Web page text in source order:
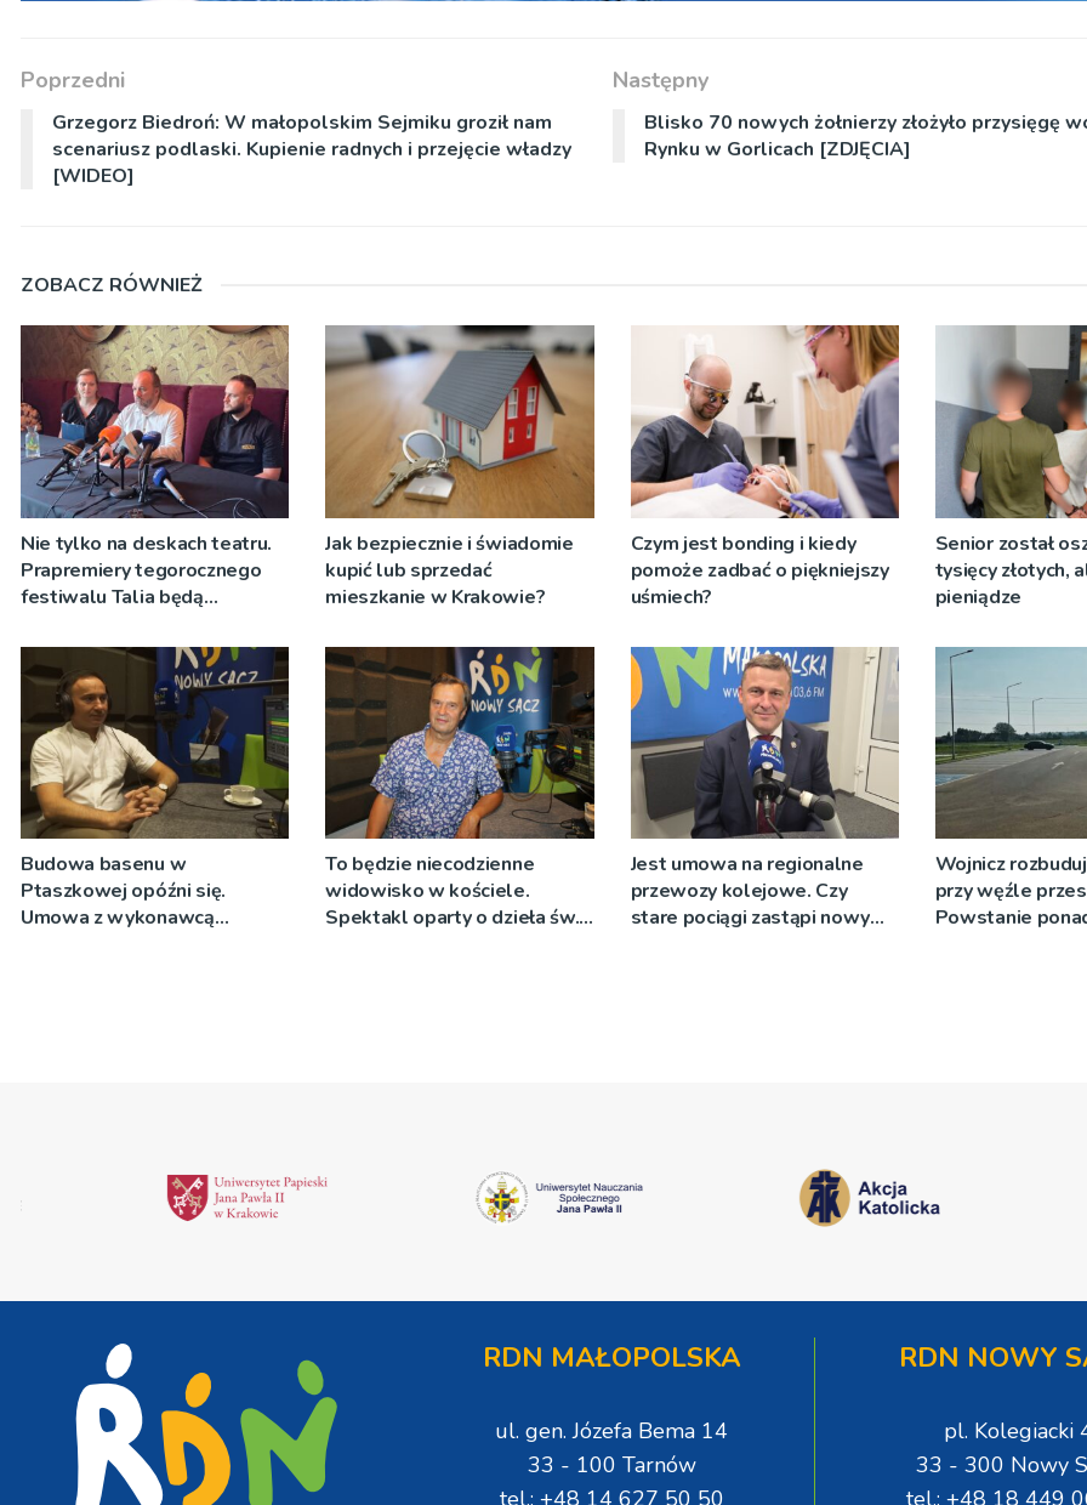
Poprzedni
Grzegorz Biedroń: W małopolskim Sejmiku groził nam
scenariusz podlaski. Kupienie radnych i przejęcie władzy
[WIDEO]
Następny
Blisko 70 nowych żołnierzy złożyło przysięgę
Rynku w Gorlicach [ZDJĘCIA]
ZOBACZ RÓWNIEŻ
Nie tylko na deskach teatru.
Prapremiery tegorocznego
festiwalu Talia będą
niecodziennych
okolicznościach
Jak bezpiecznie i świadomie
kupić lub sprzedać
mieszkanie w Krakowie?
Czym jest bonding i kiedy
pomoże zadbać o piękniejszy
uśmiech?
Senior został
tysięcy złotych,
pieniądze
Budowa basenu w
Ptaszkowej opóźni się.
Umowa z wykonawcą
To będzie niecodzienne
widowisko w kościele.
Spektakl oparty o dzieła św.
Jest umowa na regionalne
przewozy kolejowe. Czy
stare pociągi zastąpi nowy
Wojnicz
przy węźle
Powstanie
RDN MAŁOPOLSKA
ul. gen. Józefa Bema 14
33 - 100 Tarnów
tel.: +48 14 627 50 50
RDN NOWY
pl. Kolegiacki
33 - 300 Nowy
tel.: +48 18 449